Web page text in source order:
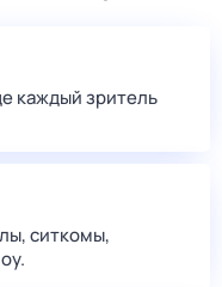
каждый зритель
ситкомы,